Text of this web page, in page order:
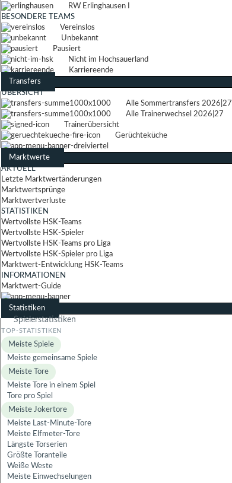
RW Erlinghausen I
BESONDERE TEAMS
Vereinslos
Unbekannt
Pausiert
Nicht im Hochsauerland
Karriereende
Transfers
ÜBERSICHT
Alle Sommertransfers 2026|27
Alle Trainerwechsel 2026|27
Trainerübersicht
Gerüchteküche
Marktwerte
AKTUELL
Letzte Marktwertänderungen
Marktwertsprünge
Marktwertverluste
STATISTIKEN
Wertvollste HSK-Teams
Wertvollste HSK-Spieler
Wertvollste HSK-Teams pro Liga
Wertvollste HSK-Spieler pro Liga
Marktwert-Entwicklung HSK-Teams
INFORMATIONEN
Marktwert-Guide
Statistiken
Spielerstatistiken
Meiste Spiele
Meiste gemeinsame Spiele
Meiste Tore
Meiste Tore in einem Spiel
Tore pro Spiel
Meiste Jokertore
Meiste Last-Minute-Tore
Meiste Elfmeter-Tore
Längste Torserien
Größte Toranteile
Weiße Weste
Meiste Einwechselungen